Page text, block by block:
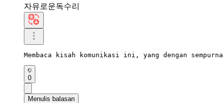
자유로운독수리
Membaca kisah komunikasi ini, yang dengan
0
Menulis balasan